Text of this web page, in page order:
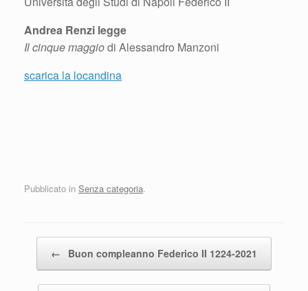
Andrea Renzi legge
Il cinque maggiodi Alessandro Manzoni
scarica la locandina
Pubblicato in Senza categoria.
← Buon compleanno Federico II 1224-2021